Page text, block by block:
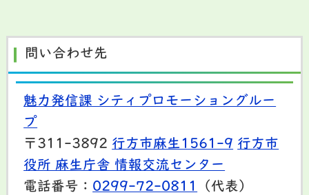
問い合わせ先
魅力発信課 シティプロモーショングルー
プ
〒311-3892 行方市麻生1561-9 行方市
役所 麻生庁舎 情報交流センター
電話番号： 0299-72-0811
（代表）